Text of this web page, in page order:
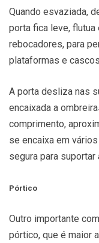
Quando esvaziada,
porta fica leve, flutua
rebocadores, para
plataformas e
A porta desliza nas
encaixada a
comprimento,
se encaixa em
segura para suportar
Pórtico
Outro importante
pórtico, que é maior